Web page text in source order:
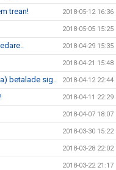
trean! 2018-05-12 16:36
2018-05-05 15:25
2018-04-29 15:35
2018-04-21 15:48
betalade sig.. 2018-04-12 22:44
2018-04-11 22:29
2018-04-07 18:07
2018-03-30 15:22
2018-03-28 22:02
2018-03-22 21:17